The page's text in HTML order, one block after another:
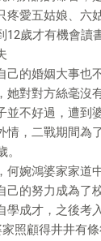
疼愛五姑娘、六
12歲才有機會讀書
己的婚姻大事也
她對對方絲毫沒
並不好過，遭到
情，二戰期間為
何婉鴻婆家家道
己的努力成為了
學成才，之後考
照顧得井井有